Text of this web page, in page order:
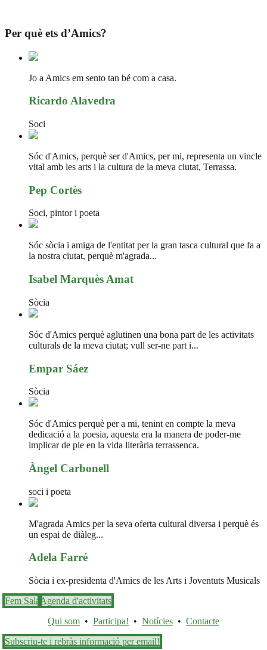
Per què ets d’Amics?
Jo a Amics em sento tan bé com a casa.
Ricardo Alavedra
Soci
Sóc d'Amics, perquè ser d'Amics, per mi, representa un vincle
vital amb les arts i la cultura de la meva ciutat, Terrassa.
Pep Cortès
Soci, pintor i poeta
Sóc sòcia i amiga de l'entitat per la gran tasca cultural que fa a
la nostra ciutat, perquè m'agrada...
Isabel Marquès Amat
Sòcia
Sóc d'Amics perquè aglutinen una bona part de les activitats
culturals de la meva ciutat; vull ser-ne part i...
Empar Sáez
Sòcia
Sóc d'Amics perquè per a mi, tenint en compte la meva
dedicació a la poesia, aquesta era la manera de poder-me
implicar de ple en la vida literària terrassenca.
Àngel Carbonell
soci i poeta
M'agrada Amics per la seva oferta cultural diversa i perquè és
un espai de diàleg...
Adela Farré
Sòcia i ex-presidenta d'Amics de les Arts i Joventuts Musicals
Fem Sala Agenda d'activitats
Qui som • Participa! • Notícies • Contacte
Subscriu-te i rebràs informació per email!